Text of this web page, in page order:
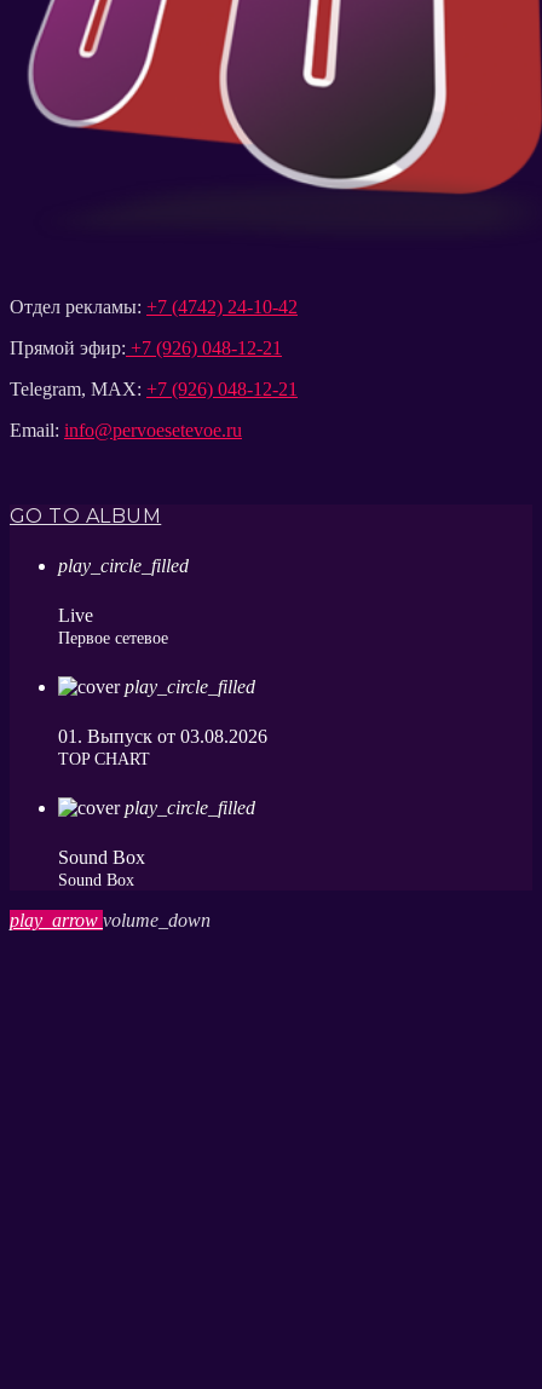
Отдел рекламы: +7 (4742) 24-10-42
Прямой эфир: +7 (926) 048-12-21
Telegram, MAX: +7 (926) 048-12-21
Email: info@pervoesetevoe.ru
GO TO ALBUM
play_circle_filled
Live
Первое сетевое
play_circle_filled
01. Выпуск от 03.08.2026
ТОP CHART
play_circle_filled
Sound Box
Sound Box
play_arrow volume_down